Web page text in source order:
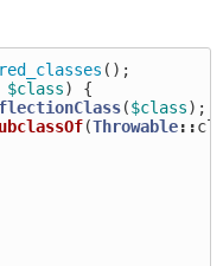
();
$class)
{
($class);
(Throwable::